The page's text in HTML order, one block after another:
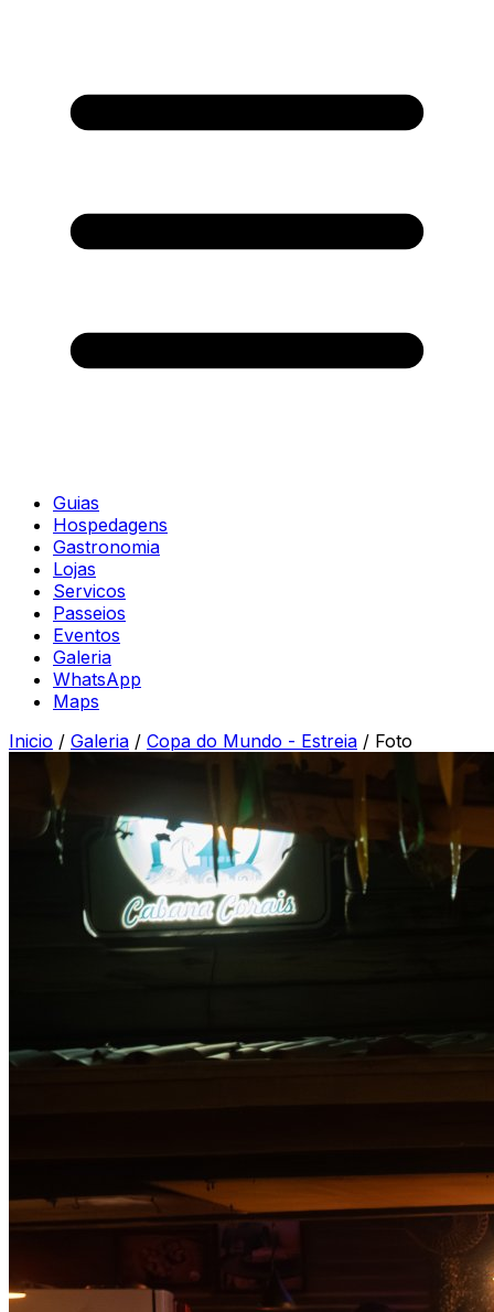
Guias
Hospedagens
Gastronomia
Lojas
Servicos
Passeios
Eventos
Galeria
WhatsApp
Maps
Inicio / Galeria / Copa do Mundo - Estreia / Foto